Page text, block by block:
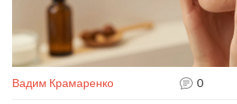
Вадим Крамаренко 0